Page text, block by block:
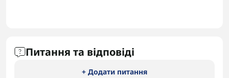
Питання та відповіді
+ Додати питання